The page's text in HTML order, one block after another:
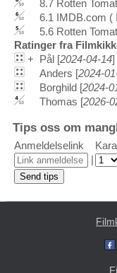
8.7 Rotten
6.1 IMDB.com (
5.6 Rotten
Ratinger fra
+ Pål [2024-04-14]
Anders [2024-
Borghild [2024-
Thomas [2026-
Tips oss om
Anmeldelselink
|